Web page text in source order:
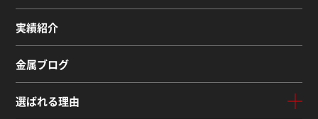
実績紹介
金属ブログ
選ばれる理由